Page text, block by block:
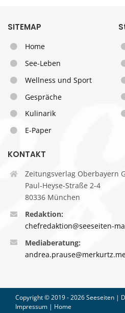
SITEMAP
Home
See-Leben
Wellness und Sport
Gespräche
Kulinarik
E-Paper
KONTAKT
Zeitungsverlag Oberbayern
Paul-Heyse-Straße 2-4
80336 München
Redaktion:
chefredaktion@seeseiten-
Mediaberatung:
Copyright © 2019 -2026 Seeseiten |
Impressum| Home